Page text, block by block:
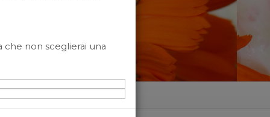
che non sceglierai una